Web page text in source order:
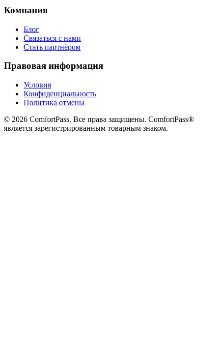
Компания
Блог
Связаться с нами
Стать партнёром
Правовая информация
Условия
Конфиденциальность
Политика отмены
© 2026 ComfortPass. Все права защищены. ComfortPass®
является зарегистрированным товарным знаком.